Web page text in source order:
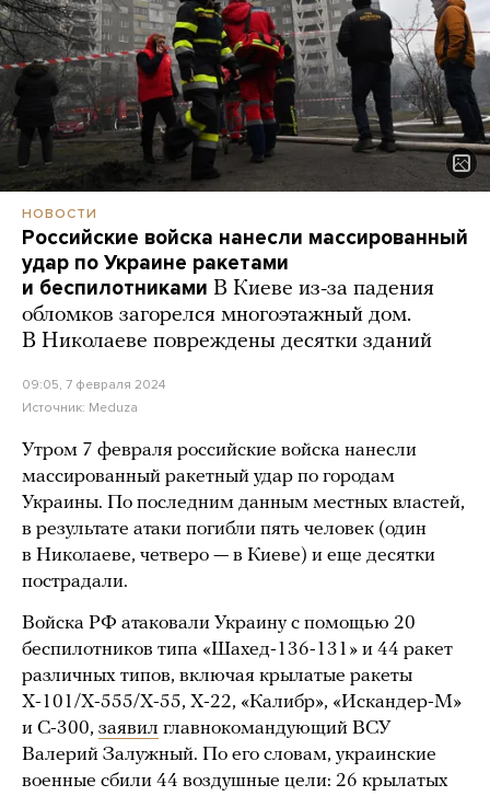
НОВОСТИ
Российские войска нанесли массированный
удар по Украине ракетами
и беспилотниками В Киеве из-за падения
обломков загорелся многоэтажный дом.
В Николаеве повреждены десятки зданий
09:05, 7 февраля 2024
Источник: Meduza
Утром 7 февраля российские войска нанесли
массированный ракетный удар по городам
Украины. По последним данным местных властей,
в результате атаки погибли пять человек (один
в Николаеве, четверо — в Киеве) и еще десятки
пострадали.
Войска РФ атаковали Украину с помощью 20
беспилотников типа «Шахед-136-131» и 44 ракет
различных типов, включая крылатые ракеты
Х-101/Х-555/Х-55, Х-22, «Калибр», «Искандер-М»
и С-300, заявил главнокомандующий ВСУ
Валерий Залужный. По его словам, украинские
военные сбили 44 воздушные цели: 26 крылатых